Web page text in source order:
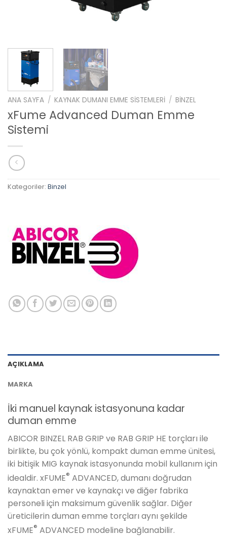
ANA SAYFA / KAYNAK DUMANI EMME SISTEMLERI / BINZEL
xFume Advanced Duman Emme
Sistemi
Kategoriler: Binzel
AÇIKLAMA
MARKA
İki manuel kaynak istasyonuna kadar
duman emme
ABICOR BINZEL RAB GRIP ve RAB GRIP HE torçları ile
birlikte, bu çok yönlü, kompakt duman emme ünitesi,
iki bitişik MIG kaynak istasyonunda mobil kullanım için
idealdir. xFUME® ADVANCED, dumanı doğrudan
kaynaktan emer ve kaynakçı ve diğer fabrika
personeli için maksimum güvenlik sağlar. Diğer
üreticilerin duman emme torçları aynı şekilde
xFUME® ADVANCED modeline bağlanabilir.